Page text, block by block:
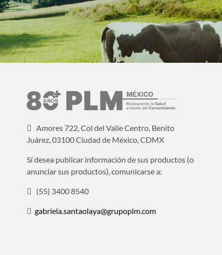
Amores 722, Col del Valle Centro, Benito
Juárez, 03100 Ciudad de México, CDMX
Sí desea publicar información de sus productos (o
anunciar sus productos), comunicarse a:
(55) 3400 8540
gabriela.santaolaya@grupoplm.com